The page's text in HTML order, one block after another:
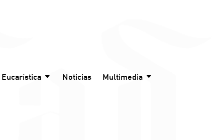
Noticias Multimedia